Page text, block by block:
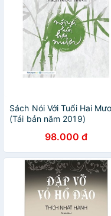
Sách Nói Với Tuổi Hai
(Tái bản năm 2019)
98.000 đ